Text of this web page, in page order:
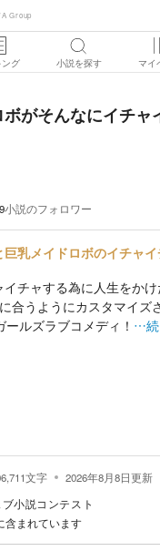
Group
ング 小説を探す マイ
がそんなにイチャ
小説のフォロワー
乳メイドロボのイチャ
チャする為に人生をか
合うようにカスタマイズ
ルズラブコメディ！ …続
文字 2026年8月8日更新
小説コンテスト
含まれています